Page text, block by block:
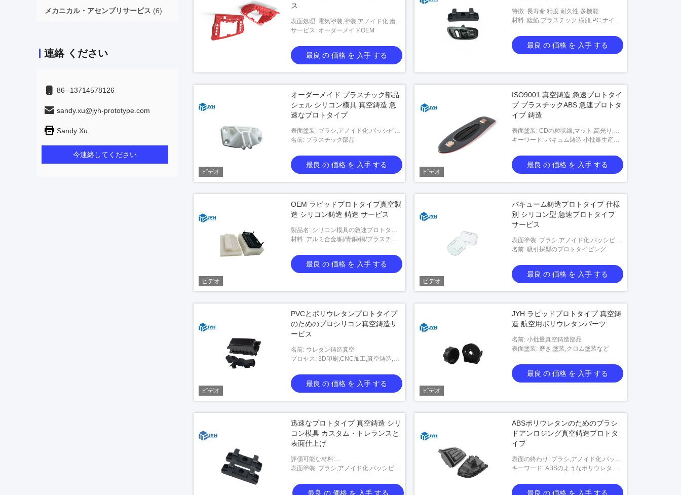
メカニカル・アセンブリサービス (6)
連絡 ください
86--13714578126
sandy.xu@jyh-prototype.com
Sandy Xu
今連絡してください
ス
表面処理: 電気塗装,塗装,アノイド化,磨
き,塗装など
サービス: オーダーメイドOEM
最良 の 価格 を 入手 する
特徴: 長寿命 精度 耐久性 多機能
材料: 腹筋,プラスチック,樹脂,PC,ナイロ
最良 の 価格 を 入手 する
ビデオ
オーダーメイド プラスチック部品
シェル シリコン模具 真空鋳造 急
速なプロトタイプ
表面塗装: ブラシ,アノイド化,パッシビテ
ーション,ニッケル塗装,クロム塗装,プラ
名前: プラスチック部品
最良 の 価格 を 入手 する
ビデオ
ISO9001 真空鋳造 急速プロトタイ
プ プラスチックABS 急速プロトタ
イプ 鋳造
表面塗装: CDの粒状線,マット,高光り,輝
く,輝くチャンファー,高度に磨き,剥がし,
超模造,黒く,など.
キーワード: バキュム鋳造 小批量生産と
最良 の 価格 を 入手 する
ビデオ
OEM ラピッドプロトタイプ真空製
造 シリコン鋳造 鋳造 サービス
製品名: シリコン模具の急速プロトタイ
プ
材料: アルミ合金/銅/青銅/鋼/プラスチッ
最良 の 価格 を 入手 する
ビデオ
バキューム鋳造プロトタイプ 仕様
別 シリコン型 急速プロトタイプ
サービス
表面塗装: ブラシ,アノイド化,パッシビテ
ーション,ニッケル塗装,クロム塗装,プラ
名前: 吸引採型のプロトタイピング
最良 の 価格 を 入手 する
ビデオ
PVCとポリウレタンプロトタイプ
のためのプロシリコン真空鋳造サ
ービス
名前: ウレタン鋳造真空
プロセス: 3D印刷,CNC加工,真空鋳造,注
最良 の 価格 を 入手 する
ビデオ
JYH ラピッドプロトタイプ 真空鋳
造 航空用ポリウレタンパーツ
名前: 小批量真空鋳造部品
表面塗装: 磨き,塗装,クロム塗装など
最良 の 価格 を 入手 する
迅速なプロトタイプ 真空鋳造 シリ
コン模具 カスタム・トレランスと
表面仕上げ
評価可能な材料:
ABS,POM,PMMA,PP,PC,PE,PA,PPS,PVC,
とができます
表面塗装: ブラシ,アノイド化,パッシビテ
チ,亜鉛塗装,電圧塗装,電解塗装など
最良 の 価格 を 入手 する
ABSポリウレタンのためのブラシ
ドアンロジング真空鋳造プロトタ
イプ
表面の終わり: ブラシ,アノイド化,パッシ
ビテーション,ニッケル塗装,クロム塗装,
キーワード: ABSのようなポリウレタン
行われます
最良 の 価格 を 入手 する